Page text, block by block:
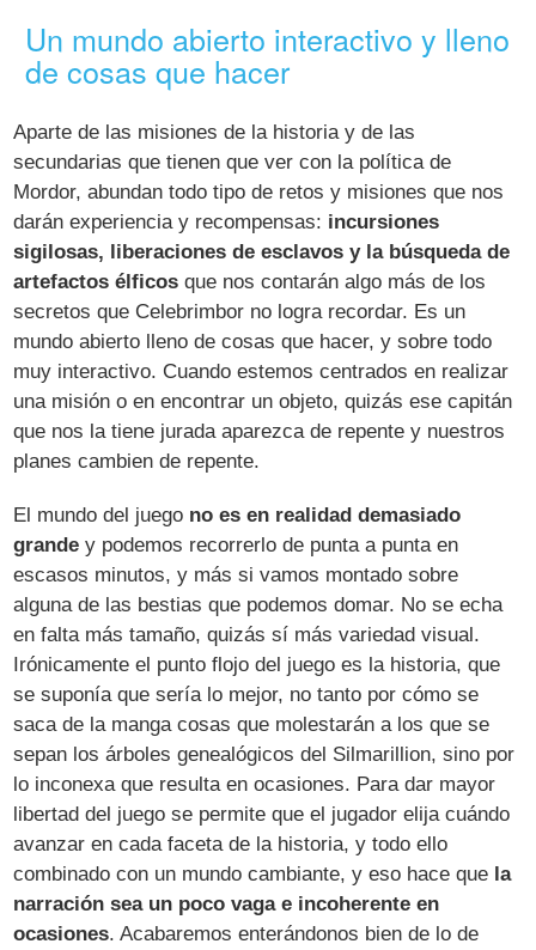
Un mundo abierto interactivo y lleno
de cosas que hacer
Aparte de las misiones de la historia y de las
secundarias que tienen que ver con la política de
Mordor, abundan todo tipo de retos y misiones que nos
darán experiencia y recompensas: incursiones
sigilosas, liberaciones de esclavos y la búsqueda de
artefactos élficos que nos contarán algo más de los
secretos que Celebrimbor no logra recordar. Es un
mundo abierto lleno de cosas que hacer, y sobre todo
muy interactivo. Cuando estemos centrados en realizar
una misión o en encontrar un objeto, quizás ese capitán
que nos la tiene jurada aparezca de repente y nuestros
planes cambien de repente.
El mundo del juego no es en realidad demasiado
grande y podemos recorrerlo de punta a punta en
escasos minutos, y más si vamos montado sobre
alguna de las bestias que podemos domar. No se echa
en falta más tamaño, quizás sí más variedad visual.
Irónicamente el punto flojo del juego es la historia, que
se suponía que sería lo mejor, no tanto por cómo se
saca de la manga cosas que molestarán a los que se
sepan los árboles genealógicos del Silmarillion, sino por
lo inconexa que resulta en ocasiones. Para dar mayor
libertad del juego se permite que el jugador elija cuándo
avanzar en cada faceta de la historia, y todo ello
combinado con un mundo cambiante, y eso hace que la
narración sea un poco vaga e incoherente en
ocasiones. Acabaremos enterándonos bien de lo de